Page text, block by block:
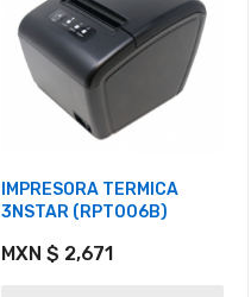
IMPRESORA TERMICA
3NSTAR (RPT006B)
MXN $ 2,671